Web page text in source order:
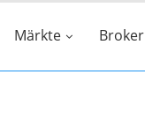
Märkte Broker